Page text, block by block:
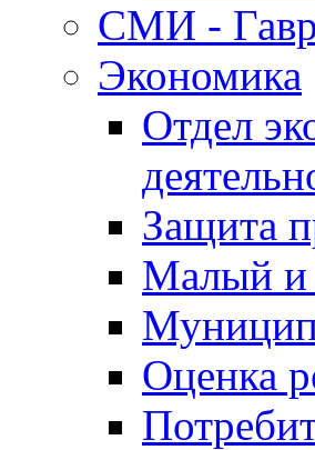
СМИ -
Экономика
Отдел
Защита
Малый и
Оценка